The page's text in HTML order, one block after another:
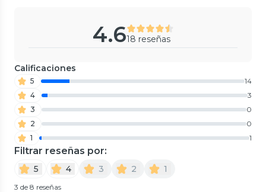
4.618 reseñas
Calificaciones
5
14
4
3
3
0
2
0
1
1
Filtrar reseñas por:
5 4 3 2 1
3 de 8 reseñas